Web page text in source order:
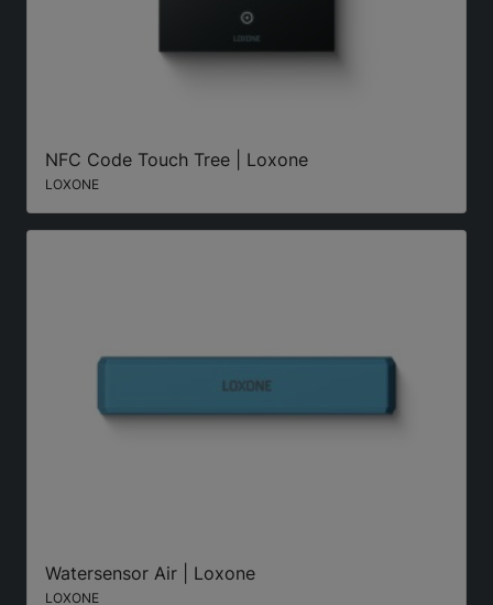
NFC Code Touch Tree | Loxone
LOXONE
Watersensor Air | Loxone
LOXONE